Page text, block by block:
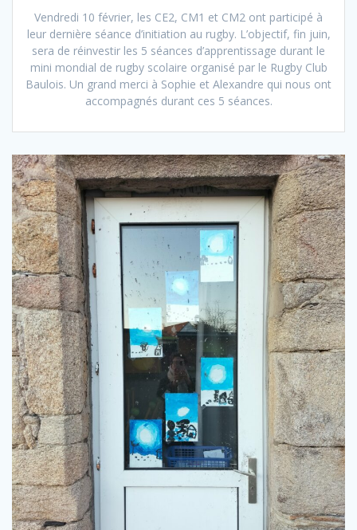
Vendredi 10 février, les CE2, CM1 et CM2 ont participé à
leur dernière séance d’initiation au rugby. L’objectif, fin juin,
sera de réinvestir les 5 séances d’apprentissage durant le
mini mondial de rugby scolaire organisé par le Rugby Club
Baulois. Un grand merci à Sophie et Alexandre qui nous ont
accompagnés durant ces 5 séances.